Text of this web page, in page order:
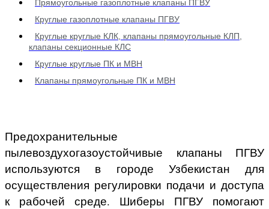
Прямоугольные газоплотные клапаны ПГВУ
Круглые газоплотные клапаны ПГВУ
Круглые круглые КЛК, клапаны прямоугольные КЛП,
клапаны секционные КЛС
Круглые круглые ПК и МВН
Клапаны прямоугольные ПК и МВН
Предохранительные
пылевоздухогазоустойчивые клапаны ПГВУ
используются в городе Узбекистан для
осуществления регулировки подачи и доступа
к рабочей среде. Шиберы ПГВУ помогают